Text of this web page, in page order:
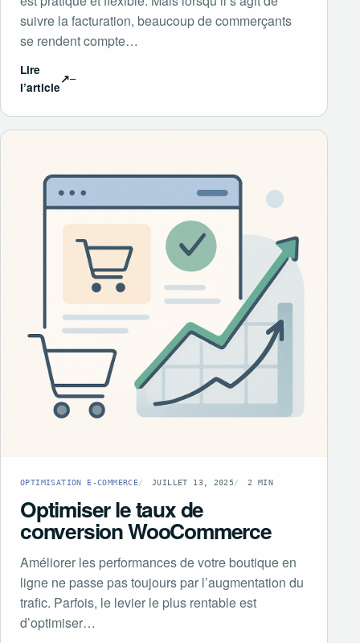
suivre la facturation, beaucoup de commerçants
se rendent compte…
Lire
l’article
↗
OPTIMISATION E-COMMERCE JUILLET 13, 2025 2 MIN
Optimiser le taux de
conversion WooCommerce
Améliorer les performances de votre boutique en
ligne ne passe pas toujours par l’augmentation du
trafic. Parfois, le levier le plus rentable est
d’optimiser…